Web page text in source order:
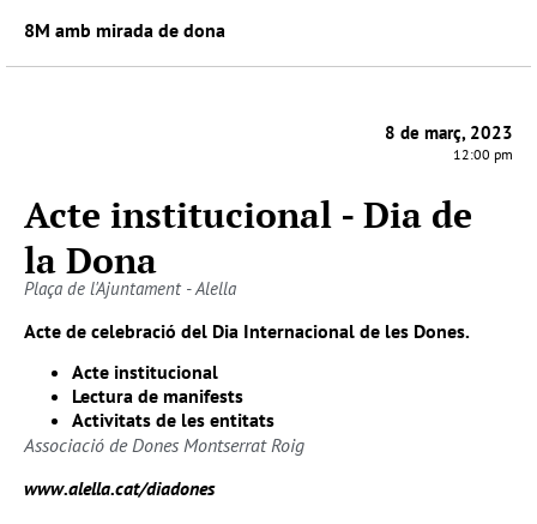
8M amb mirada de dona
8 de març, 2023
12:00 pm
Acte institucional - Dia de
la Dona
Plaça de l'Ajuntament - Alella
Acte de celebració del Dia Internacional de les Dones.
Acte institucional
Lectura de manifests
Activitats de les entitats
Associació de Dones Montserrat Roig
www.alella.cat/diadones